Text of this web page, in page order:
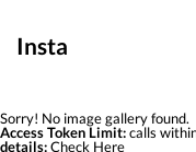
Insta
Sorry! No image gallery found.
Access Token Limit:calls
details:Check Here